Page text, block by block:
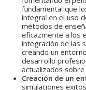
fundamental que
integral en el uso
métodos de
eficazmente a los
integración de las
creando un
desarrollo
actualizados
Creación de un
simulaciones